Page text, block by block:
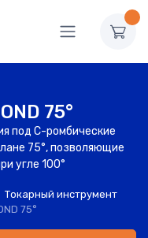
75°
под C-ромбические
75°, позволяющие
угле 100°
Токарный инструмент
75°